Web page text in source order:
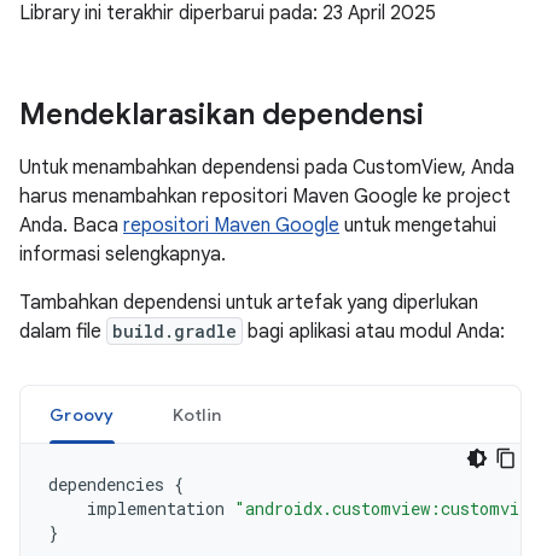
Library ini terakhir diperbarui pada: 23 April 2025
Mendeklarasikan dependensi
Untuk menambahkan dependensi pada CustomView, Anda
harus menambahkan repositori Maven Google ke project
Anda. Baca repositori Maven Google untuk mengetahui
informasi selengkapnya.
Tambahkan dependensi untuk artefak yang diperlukan
dalam file build.gradle bagi aplikasi atau modul Anda:
Groovy Kotlin
dependencies {
implementation
}